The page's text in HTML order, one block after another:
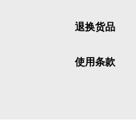
退换货品
使用条款